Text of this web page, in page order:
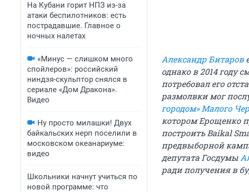
На Кубани горит НПЗ из-за
атаки беспилотников: есть
пострадавшие. Главное о
ночных налетах
«Минус — слишком много
спойлеров»: российский
ниндзя-скульптор снялся в
сериале «Дом Дракона».
Видео
Ну просто милашки! Двух
байкальских нерп поселили в
московском океанариуме:
видео
Школьники начнут учиться по
новой программе: что
Александр Битаров
однако в 2014 году
потребовал его
размолвки мог
городом» Малого
котором Ерощенко
построить Baikal
предвыборной
депутата Госдумы
ради получения в